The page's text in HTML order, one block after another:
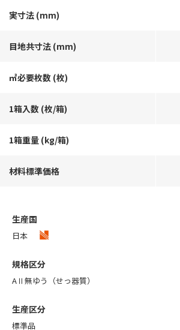
実寸法 (mm)
目地共寸法 (mm)
㎡必要枚数 (枚)
1箱入数 (枚/箱)
1箱重量 (kg/箱)
材料標準価格
生産国
日本
規格区分
AⅡ無ゆう（せっ器質）
生産区分
標準品